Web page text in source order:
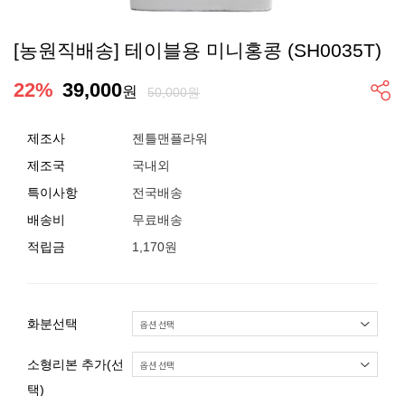
[농원직배송] 테이블용 미니홍콩 (SH0035T)
22% 39,000원 50,000원
제조사
젠틀맨플라워
제조국
국내외
특이사항
전국배송
배송비
무료배송
적립금
1,170원
화분선택
소형리본 추가(선
택)